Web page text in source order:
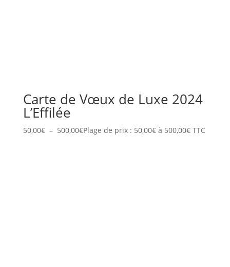
Carte de Vœux de Luxe 2024
L’Effilée
50,00€ – 500,00€Plage de prix : 50,00€ à 500,00€ TTC